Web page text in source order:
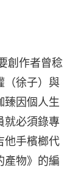
創作者曾稔
（徐子）與
臻因個人生
就必須錄專
他手檳榔代
產物》的編